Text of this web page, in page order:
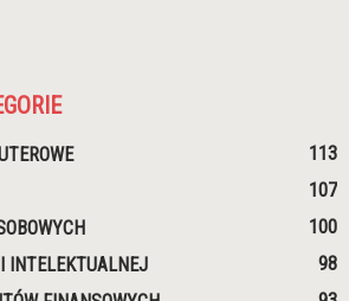
113
107
100
INTELEKTUALNEJ
98